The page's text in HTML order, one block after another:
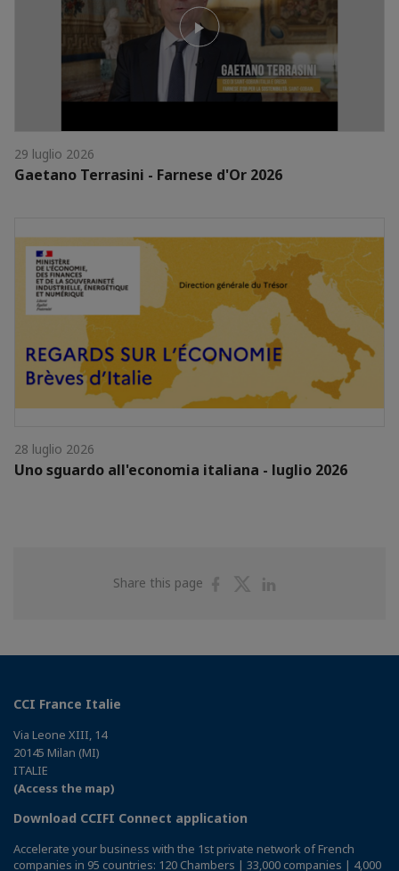
29 luglio 2026
Gaetano Terrasini - Farnese d'Or 2026
28 luglio 2026
Uno sguardo all'economia italiana - luglio 2026
Share this page
ShareShare
CCI France Italie
Via Leone XIII, 14
20145 Milan (MI)
ITALIE
(Access the map)
Download CCIFI Connect application
Accelerate your business with the 1st private network of French
companies in 95 countries: 120 Chambers | 33,000 companies | 4,000